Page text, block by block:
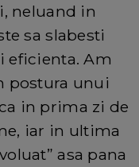
neluand in
sa slabesti
eficienta. Am
postura unui
in prima zi de
iar in ultima
asa pana